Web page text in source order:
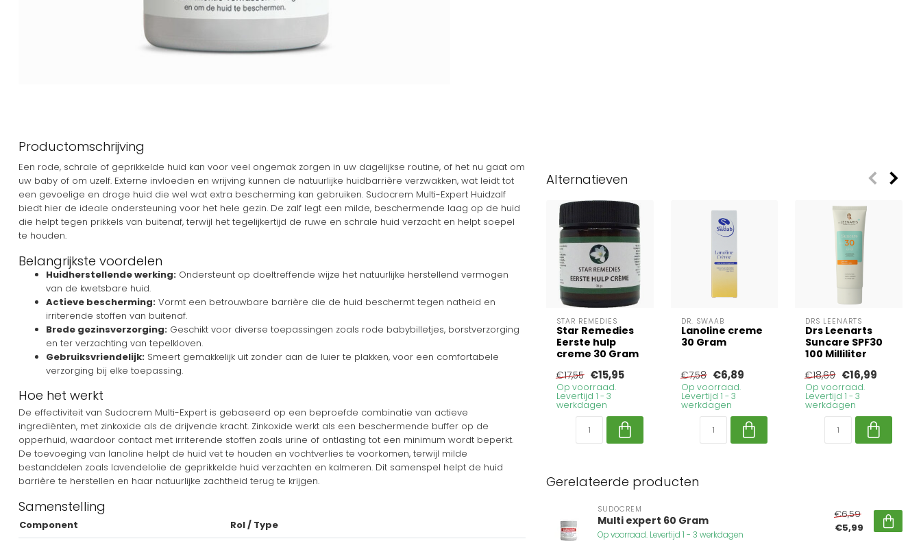
Productomschrijving
Een rode, schrale of geprikkelde huid kan voor veel ongemak zorgen in uw dagelijkse routine, of het nu gaat om
uw baby of om uzelf. Externe invloeden en wrijving kunnen de natuurlijke huidbarrière verzwakken, wat leidt tot
een gevoelige en droge huid die wel wat extra bescherming kan gebruiken. Sudocrem Multi-Expert Huidzalf
biedt hier de ideale ondersteuning voor het hele gezin. De zalf legt een milde, beschermende laag op de huid
die helpt tegen prikkels van buitenaf, terwijl het tegelijkertijd de ruwe en schrale huid verzacht en helpt soepel
te houden.
Belangrijkste voordelen
Huidherstellende werking: Ondersteunt op doeltreffende wijze het natuurlijke herstellend vermogen
van de kwetsbare huid.
Actieve bescherming: Vormt een betrouwbare barrière die de huid beschermt tegen natheid en
irriterende stoffen van buitenaf.
Brede gezinsverzorging: Geschikt voor diverse toepassingen zoals rode babybilletjes, borstverzorging
en ter verzachting van tepelkloven.
Gebruiksvriendelijk: Smeert gemakkelijk uit zonder aan de luier te plakken, voor een comfortabele
verzorging bij elke toepassing.
Hoe het werkt
De effectiviteit van Sudocrem Multi-Expert is gebaseerd op een beproefde combinatie van actieve
ingrediënten, met zinkoxide als de drijvende kracht. Zinkoxide werkt als een beschermende buffer op de
opperhuid, waardoor contact met irriterende stoffen zoals urine of ontlasting tot een minimum wordt beperkt.
De toevoeging van lanoline helpt de huid vet te houden en vochtverlies te voorkomen, terwijl milde
bestanddelen zoals lavendelolie de geprikkelde huid verzachten en kalmeren. Dit samenspel helpt de huid
barrière te herstellen en haar natuurlijke zachtheid terug te krijgen.
Samenstelling
Component
Rol / Type
Alternatieven
STAR REMEDIES
Star Remedies
Eerste hulp
creme 30 Gram
€17,55 €15,95
Op voorraad.
Levertijd 1 - 3
werkdagen
DR. SWAAB
Lanoline creme
30 Gram
€7,58 €6,89
Op voorraad.
Levertijd 1 - 3
werkdagen
DRS LEENARTS
Drs Leenarts
Suncare SPF30
100 Milliliter
€18,69 €16,99
Op voorraad.
Levertijd 1 - 3
werkdagen
Gerelateerde producten
SUDOCREM
Multi expert 60 Gram
Op voorraad. Levertijd 1 - 3 werkdagen
€6,59
€5,99